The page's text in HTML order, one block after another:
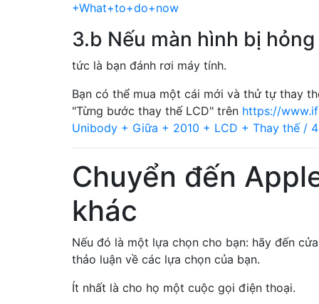
+What+to+do+now
3.b Nếu màn hình bị hỏng
tức là bạn đánh rơi máy tính.
Bạn có thể mua một cái mới và thử tự thay
"Từng bước thay thế LCD" trên https://
Unibody + Giữa + 2010 + LCD + Thay thế /
Chuyển đến
khác
Nếu đó là một lựa chọn cho bạn: hãy đến
thảo luận về các lựa chọn của bạn.
Ít nhất là cho họ một cuộc gọi điện thoại.